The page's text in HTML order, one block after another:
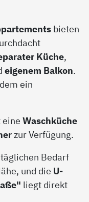
bieten
Küche,
eigenem Balkon.
ein
eineWaschküche
zur Verfügung.
Bedarf
und die U-
liegt direkt